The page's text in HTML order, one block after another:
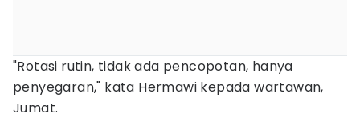
"Rotasi rutin, tidak ada pencopotan, hanya
penyegaran," kata Hermawi kepada wartawan,
Jumat.